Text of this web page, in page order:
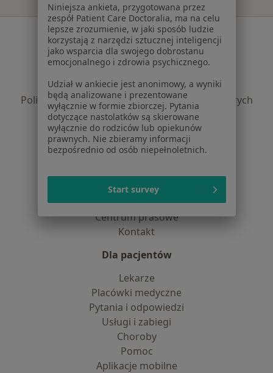
Serwis
Regulamin
Polityka prywatności pacjentów
Polityka prywatności profesjonalistów
Polityka prywatności dla profesjonalistów, których
dane pozyskaliśmy samodzielnie
Polityka cookies
Jak działają wyniki wyszukiwania
Dostępność
O nas
Praca Rekrutujemy!
Partnerzy
Centrum prasowe
Kontakt
Dla pacjentów
Lekarze
Placówki medyczne
Pytania i odpowiedzi
Usługi i zabiegi
Choroby
Pomoc
Aplikacje mobilne
Niniejsza ankieta, przygotowana przez
zespół Patient Care Doctoralia, ma na celu
lepsze zrozumienie, w jaki sposób ludzie
korzystają z narzędzi sztucznej inteligencji
jako wsparcia dla swojego dobrostanu
emocjonalnego i zdrowia psychicznego.
Udział w ankiecie jest anonimowy, a wyniki
będą analizowane i prezentowane
wyłącznie w formie zbiorczej. Pytania
dotyczące nastolatków są skierowane
wyłącznie do rodziców lub opiekunów
prawnych. Nie zbieramy informacji
bezpośrednio od osób niepełnoletnich.
Start survey